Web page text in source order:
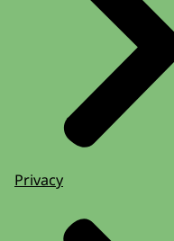
Privacy